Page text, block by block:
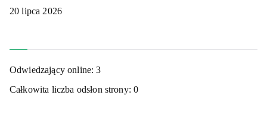
20 lipca 2026
Odwiedzający online:3
Całkowita liczba odsłon strony:0